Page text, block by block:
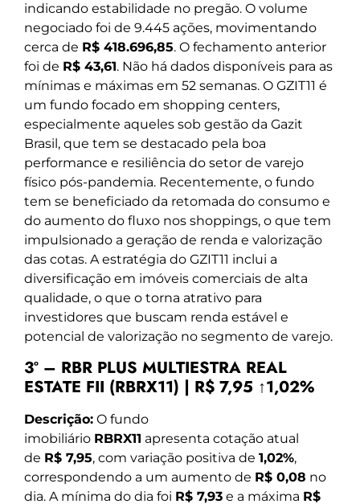
indicando estabilidade no pregão. O volume
negociado foi de 9.445 ações, movimentando
cerca de R$ 418.696,85. O fechamento anterior
foi de R$ 43,61. Não há dados disponíveis para as
mínimas e máximas em 52 semanas. O GZIT11 é
um fundo focado em shopping centers,
especialmente aqueles sob gestão da Gazit
Brasil, que tem se destacado pela boa
performance e resiliência do setor de varejo
físico pós-pandemia. Recentemente, o fundo
tem se beneficiado da retomada do consumo e
do aumento do fluxo nos shoppings, o que tem
impulsionado a geração de renda e valorização
das cotas. A estratégia do GZIT11 inclui a
diversificação em imóveis comerciais de alta
qualidade, o que o torna atrativo para
investidores que buscam renda estável e
potencial de valorização no segmento de varejo.
3º – RBR PLUS MULTIESTRA REAL
ESTATE FII (RBRX11) | R$ 7,95 ↑1,02%
Descrição: O fundo
imobiliário RBRX11 apresenta cotação atual
de R$ 7,95, com variação positiva de 1,02%,
correspondendo a um aumento de R$ 0,08 no
dia. A mínima do dia foi R$ 7,93 e a máxima R$